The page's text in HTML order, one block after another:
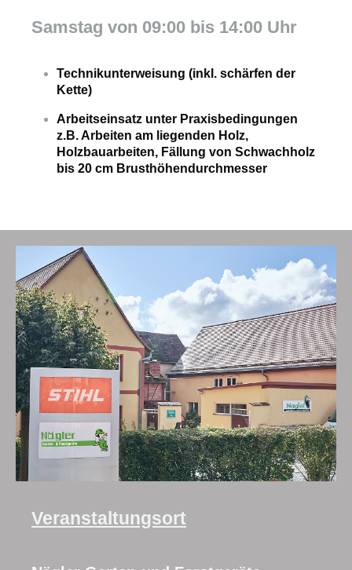
Samstag von 09:00 bis 14:00 Uhr
Technikunterweisung (inkl. schärfen der
Kette)
Arbeitseinsatz unter Praxisbedingungen
z.B. Arbeiten am liegenden Holz,
Holzbauarbeiten, Fällung von Schwachholz
bis 20 cm Brusthöhendurchmesser
Veranstaltungsort